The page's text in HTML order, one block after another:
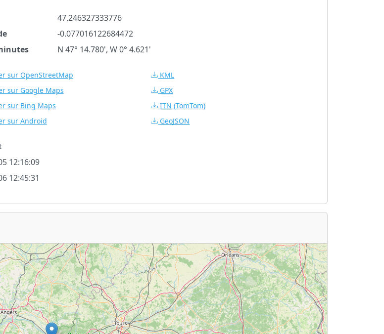
47.246327333776
-0.077016122684472
N 47° 14.780', W 0° 4.621'
sur OpenStreetMap
sur Google Maps
sur Bing Maps
sur Android
KML
GPX
ITN (TomTom)
GeoJSON
12:16:09
12:45:31